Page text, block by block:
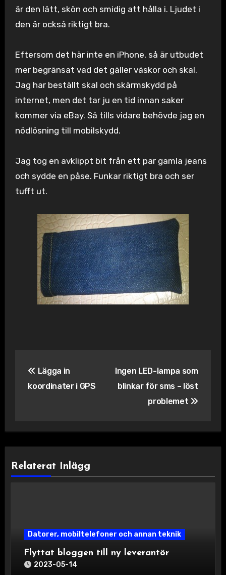
är den lätt, skön och smidig att hålla i. Ljudet i
den är också riktigt bra.
Eftersom det här inte en iPhone, så är utbudet
mer begränsat vad det gäller väskor och skal.
Jag har beställt skal och skärmskydd på
internet, men det tar ju en tid innan saker
kommer via eBay. Så tills vidare behövde jag en
nödlösning till mobilskydd.
Jag tog en avklippt bit från ett par gamla jeans
och sydde en påse. Funkar riktigt bra och ser
tufft ut.
Lägga in
koordinater i GPS
Ingen LED-lampa som
blinkar för sms – löst
problemet
Relaterat Inlägg
Datorer, mobiltelefoner och annan teknik
Flyttat bloggen till ny leverantör
2023-05-14